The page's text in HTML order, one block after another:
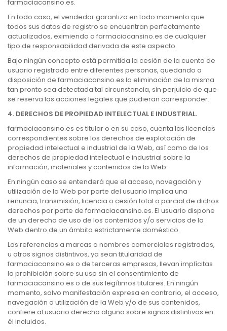
farmaciacansino.es.
En todo caso, el vendedor garantiza en todo momento que
todos sus datos de registro se encuentran perfectamente
actualizados, eximiendo a farmaciacansino.es de cualquier
tipo de responsabilidad derivada de este aspecto.
Bajo ningún concepto está permitida la cesión de la cuenta de
usuario registrado entre diferentes personas, quedando a
disposición de farmaciacansino.es la eliminación de la misma
tan pronto sea detectada tal circunstancia, sin perjuicio de que
se reserva las acciones legales que pudieran corresponder.
4. DERECHOS DE PROPIEDAD INTELECTUAL E INDUSTRIAL.
farmaciacansino.es es titular o en su caso, cuenta las licencias
correspondientes sobre los derechos de explotación de
propiedad intelectual e industrial de la Web, así como de los
derechos de propiedad intelectual e industrial sobre la
información, materiales y contenidos de la Web.
En ningún caso se entenderá que el acceso, navegación y
utilización de la Web por parte del usuario implica una
renuncia, transmisión, licencia o cesión total o parcial de dichos
derechos por parte de farmaciacansino.es. El usuario dispone
de un derecho de uso de los contenidos y/o servicios de la
Web dentro de un ámbito estrictamente doméstico.
Las referencias a marcas o nombres comerciales registrados,
u otros signos distintivos, ya sean titularidad de
farmaciacansino.es o de terceras empresas, llevan implícitas
la prohibición sobre su uso sin el consentimiento de
farmaciacansino.es o de sus legítimos titulares. En ningún
momento, salvo manifestación expresa en contrario, el acceso,
navegación o utilización de la Web y/o de sus contenidos,
confiere al usuario derecho alguno sobre signos distintivos en
él incluidos.